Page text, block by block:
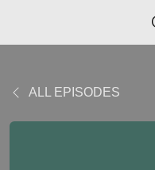
ALL EPISODES